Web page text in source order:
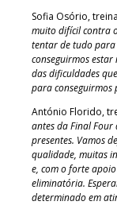
Sofia Osório,
muito difícil contra
tentar de tudo
conseguirmos estar
das dificuldades
para conseguirmos
António Florido,
antes da Final Four
presentes. Vamos
qualidade, muitas
e, com o forte
eliminatória.
determinado em